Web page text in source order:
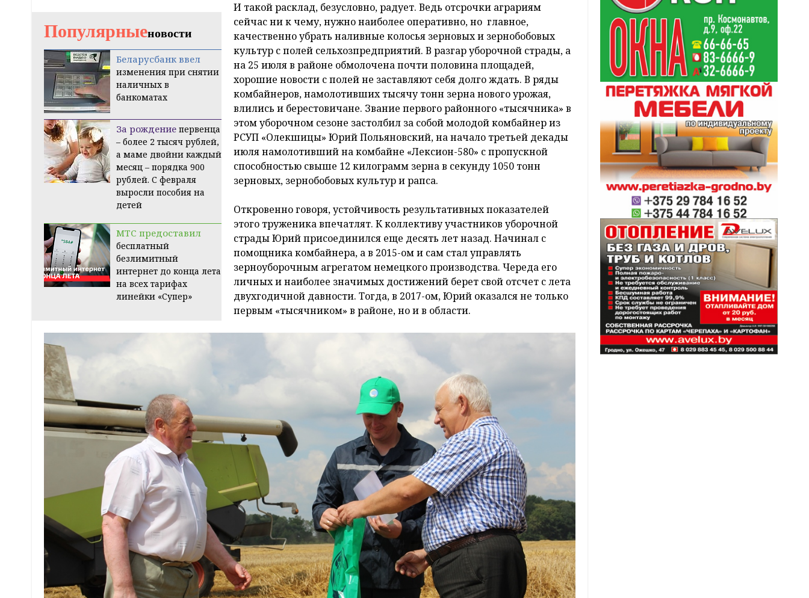
Популярныеновости
Беларусбанк ввел
изменения при снятии
наличных в
банкоматах
За рождение первенца
– более 2 тысяч рублей,
а маме двойни каждый
месяц – порядка 900
рублей. С февраля
выросли пособия на
детей
МТС предоставил
бесплатный
безлимитный
интернет до конца лета
на всех тарифах
линейки «Супер»
И такой расклад, безусловно, радует. Ведь отсрочки аграриям
сейчас ни к чему, нужно наиболее оперативно, но главное,
качественно убрать наливные колосья зерновых и зернобобовых
культур с полей сельхозпредприятий. В разгар уборочной страды, а
на 25 июля в районе обмолочена почти половина площадей,
хорошие новости с полей не заставляют себя долго ждать. В ряды
комбайнеров, намолотивших тысячу тонн зерна нового урожая,
влились и берестовичане. Звание первого районного «тысячника» в
этом уборочном сезоне застолбил за собой молодой комбайнер из
РСУП «Олекшицы» Юрий Польяновский, на начало третьей декады
июля намолотивший на комбайне «Лексион-580» с пропускной
способностью свыше 12 килограмм зерна в секунду 1050 тонн
зерновых, зернобобовых культур и рапса.
Откровенно говоря, устойчивость результативных показателей
этого труженика впечатлят. К коллективу участников уборочной
страды Юрий присоединился еще десять лет назад. Начинал с
помощника комбайнера, а в 2015-ом и сам стал управлять
зерноуборочным агрегатом немецкого производства. Череда его
личных и наиболее значимых достижений берет свой отсчет с лета
двухгодичной давности. Тогда, в 2017-ом, Юрий оказался не только
первым «тысячником» в районе, но и в области.